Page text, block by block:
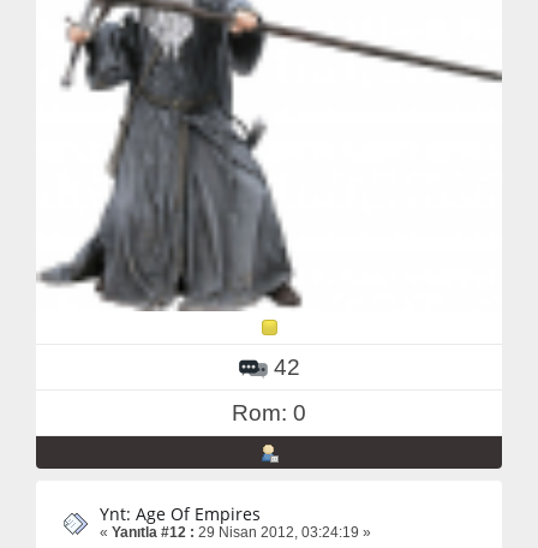
42
Rom: 0
Ynt: Age Of Empires
« Yanıtla #12 : 29 Nisan 2012, 03:24:19 »